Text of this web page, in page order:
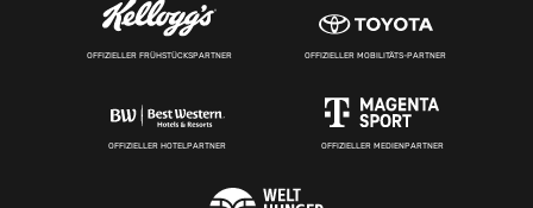
OFFIZIELLER FRÜHSTÜCKSPARTNER OFFIZIELLER MOBILITÄTS-PARTNER
OFFIZIELLER HOTELPARTNER OFFIZIELLER MEDIENPARTNER